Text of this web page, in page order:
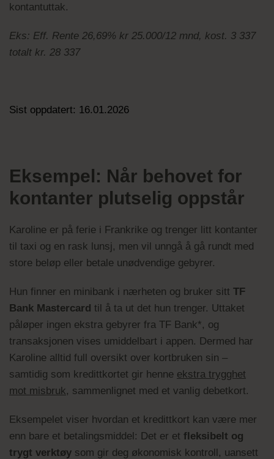
kontantuttak.
Eks: Eff. Rente 26,69% kr 25.000/12 mnd, kost. 3 337
totalt kr. 28 337
Sist oppdatert: 16.01.2026
Eksempel: Når behovet for
kontanter plutselig oppstår
Karoline er på ferie i Frankrike og trenger litt kontanter
til taxi og en rask lunsj, men vil unngå å gå rundt med
store beløp eller betale unødvendige gebyrer.
Hun finner en minibank i nærheten og bruker sitt TF
Bank Mastercard til å ta ut det hun trenger. Uttaket
påløper ingen ekstra gebyrer fra TF Bank*, og
transaksjonen vises umiddelbart i appen. Dermed har
Karoline alltid full oversikt over kortbruken sin –
samtidig som kredittkortet gir henne ekstra trygghet
mot misbruk, sammenlignet med et vanlig debetkort.
Eksempelet viser hvordan et kredittkort kan være mer
enn bare et betalingsmiddel: Det er et fleksibelt og
trygt verktøy som gir deg økonomisk kontroll, uansett